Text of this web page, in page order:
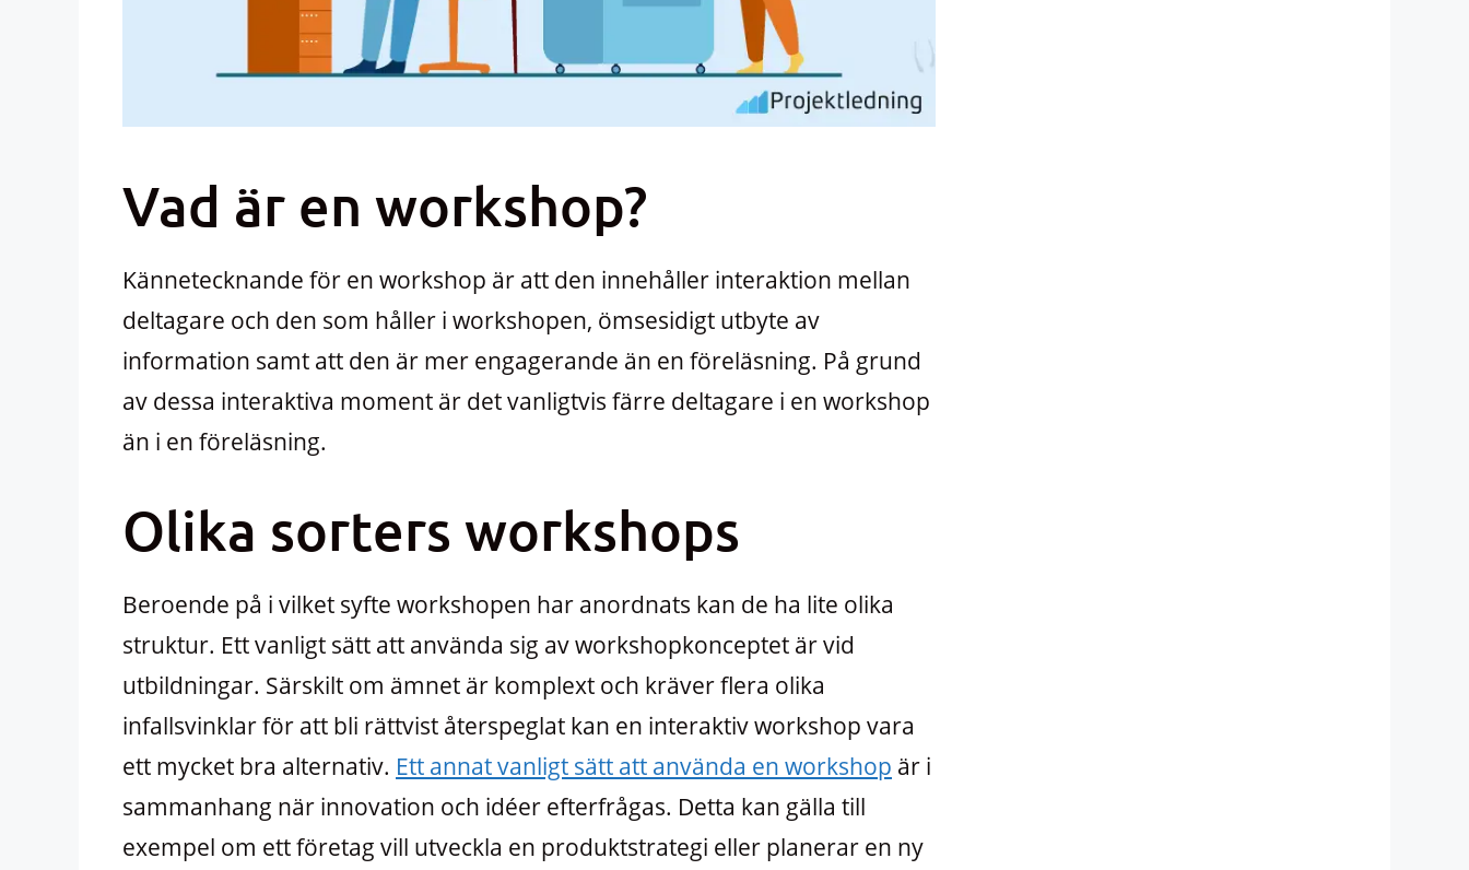
Vad är en workshop?
Kännetecknande för en workshop är att den innehåller interaktion mellan
deltagare och den som håller i workshopen, ömsesidigt utbyte av
information samt att den är mer engagerande än en föreläsning. På grund
av dessa interaktiva moment är det vanligtvis färre deltagare i en workshop
än i en föreläsning.
Olika sorters workshops
Beroende på i vilket syfte workshopen har anordnats kan de ha lite olika
struktur. Ett vanligt sätt att använda sig av workshopkonceptet är vid
utbildningar. Särskilt om ämnet är komplext och kräver flera olika
infallsvinklar för att bli rättvist återspeglat kan en interaktiv workshop vara
ett mycket bra alternativ. Ett annat vanligt sätt att använda en workshop är i
sammanhang när innovation och idéer efterfrågas. Detta kan gälla till
exempel om ett företag vill utveckla en produktstrategi eller planerar en ny